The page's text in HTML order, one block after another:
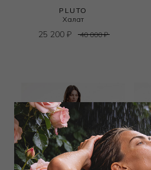
PLUTO
Халат
25 200 ₽ 40 000₽